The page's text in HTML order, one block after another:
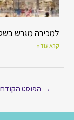
למכירה מגרש בשטח 3.6 דונם
קרא עוד »
→ הפוסט הקודם